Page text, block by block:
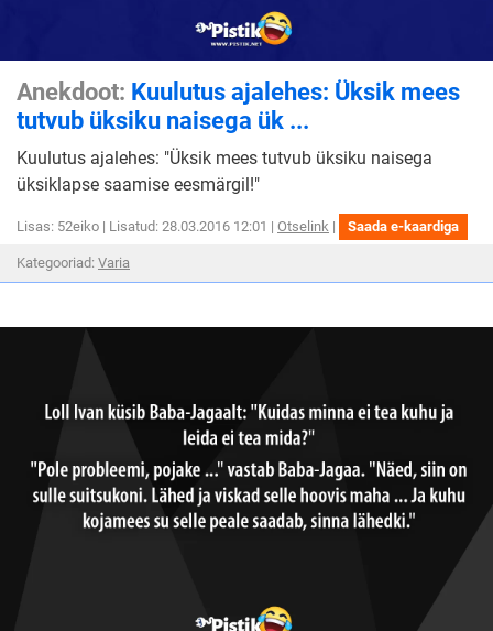
Anekdoot: Kuulutus ajalehes: Üksik mees
tutvub üksiku naisega ük ...
Kuulutus ajalehes: "Üksik mees tutvub üksiku naisega
üksiklapse saamise eesmärgil!"
Lisas: 52eiko | Lisatud: 28.03.2016 12:01 | Otselink Kuulutus
ajalehes:
| Saada e-kaardiga
Kategooriad: Varia